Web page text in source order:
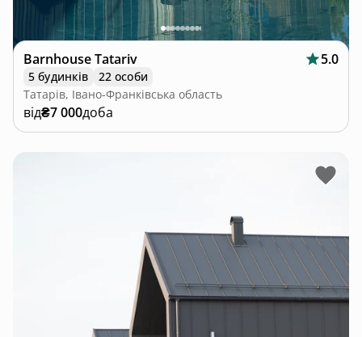
Barnhouse Tatariv 5.0
5 будинків
22 особи
Татарів, Івано-Франківська область
від₴7 000доба